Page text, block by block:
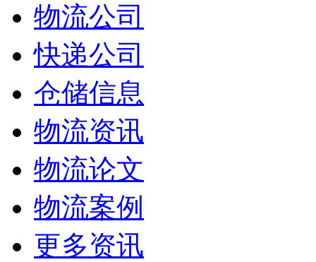
物流公司
快递公司
仓储信息
物流资讯
物流论文
物流案例
更多资讯